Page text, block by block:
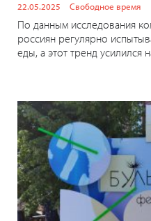
22.05.2025 Свободное время
По данным исследования
россиян регулярно
еды, а этот тренд усилился